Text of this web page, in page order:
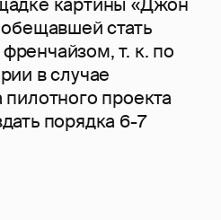
картины «Джон
стать
т. к. по
в случае
проекта
порядка 6-7